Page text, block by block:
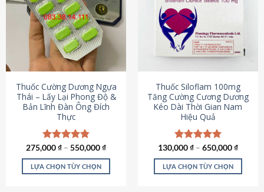
thể.
Các
tùy
chọn
có
thể
chọn
trên
trang
sản
phẩm
tùy
chọn
có
được
chọn
trên
trang
sản
phẩm
Thuốc Cường Dương Ngựa
Thái – Lấy Lại Phong Độ &
Bản Lĩnh Đàn Ông Đích
Thực
Được xếp
hạng4.87
5 sao
275,000₫ – 550,000₫
LỰA CHỌN TÙY CHỌN
Thuốc Siloflam 100mg
Tăng Cường Cương Dương
Kéo Dài Thời Gian Nam
Hiệu Quả
Được xếp
hạng5.00
5 sao
130,000₫ – 650,000₫
LỰA CHỌN TÙY CHỌN